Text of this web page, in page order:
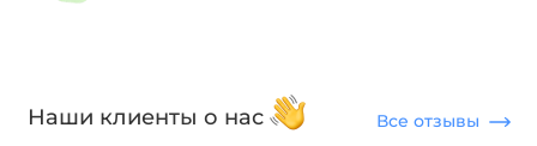
Наши клиенты о нас Все отзывы